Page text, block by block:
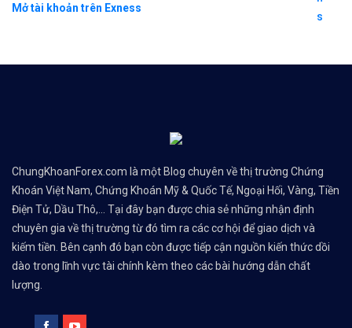
Mở tài khoản trên Exness
ChungKhoanForex.com là một Blog chuyên về thị trường Chứng
Khoán Việt Nam, Chứng Khoán Mỹ & Quốc Tế, Ngoại Hối, Vàng, Tiền
Điện Tử, Dầu Thô,... Tại đây bạn được chia sẻ những nhận định
chuyên gia về thị trường từ đó tìm ra các cơ hội để giao dịch và
kiếm tiền. Bên cạnh đó bạn còn được tiếp cận nguồn kiến thức dồi
dào trong lĩnh vực tài chính kèm theo các bài hướng dẫn chất
lượng.